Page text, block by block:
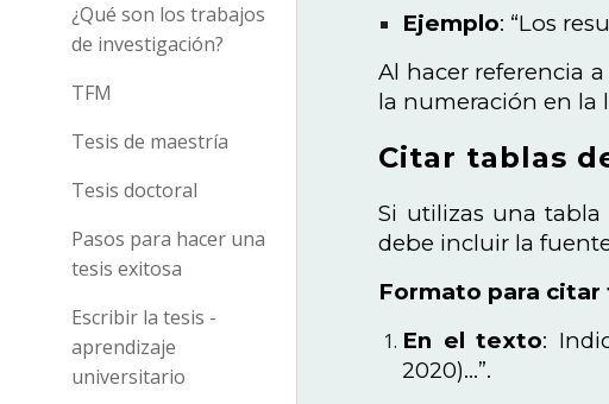
¿Qué son los trabajos
de investigación?
TFM
Tesis de maestría
Tesis doctoral
Pasos para hacer una
tesis exitosa
Escribir la tesis -
aprendizaje
universitario
Ejemplo: “Los
Al hacer referencia
la numeración en la
Citar tablas
Si utilizas una tabla
debe incluir la
Formato para
En el texto:
2020)...”.